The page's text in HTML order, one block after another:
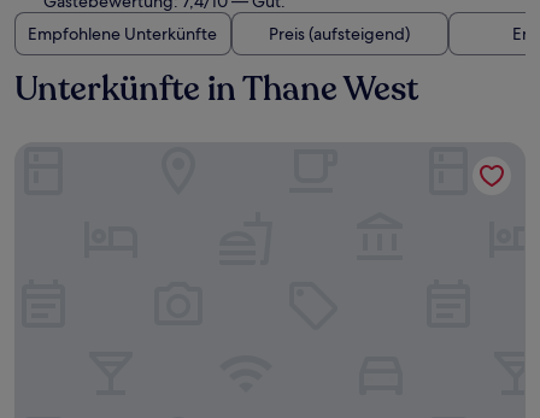
Empfohlene Unterkünfte
Preis (aufsteigend)
Unterkünfte in Thane West